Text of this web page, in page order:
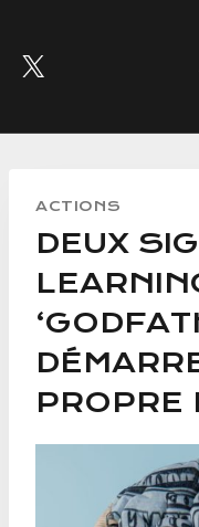
content
ACTIONS
DEUX
PROPRE